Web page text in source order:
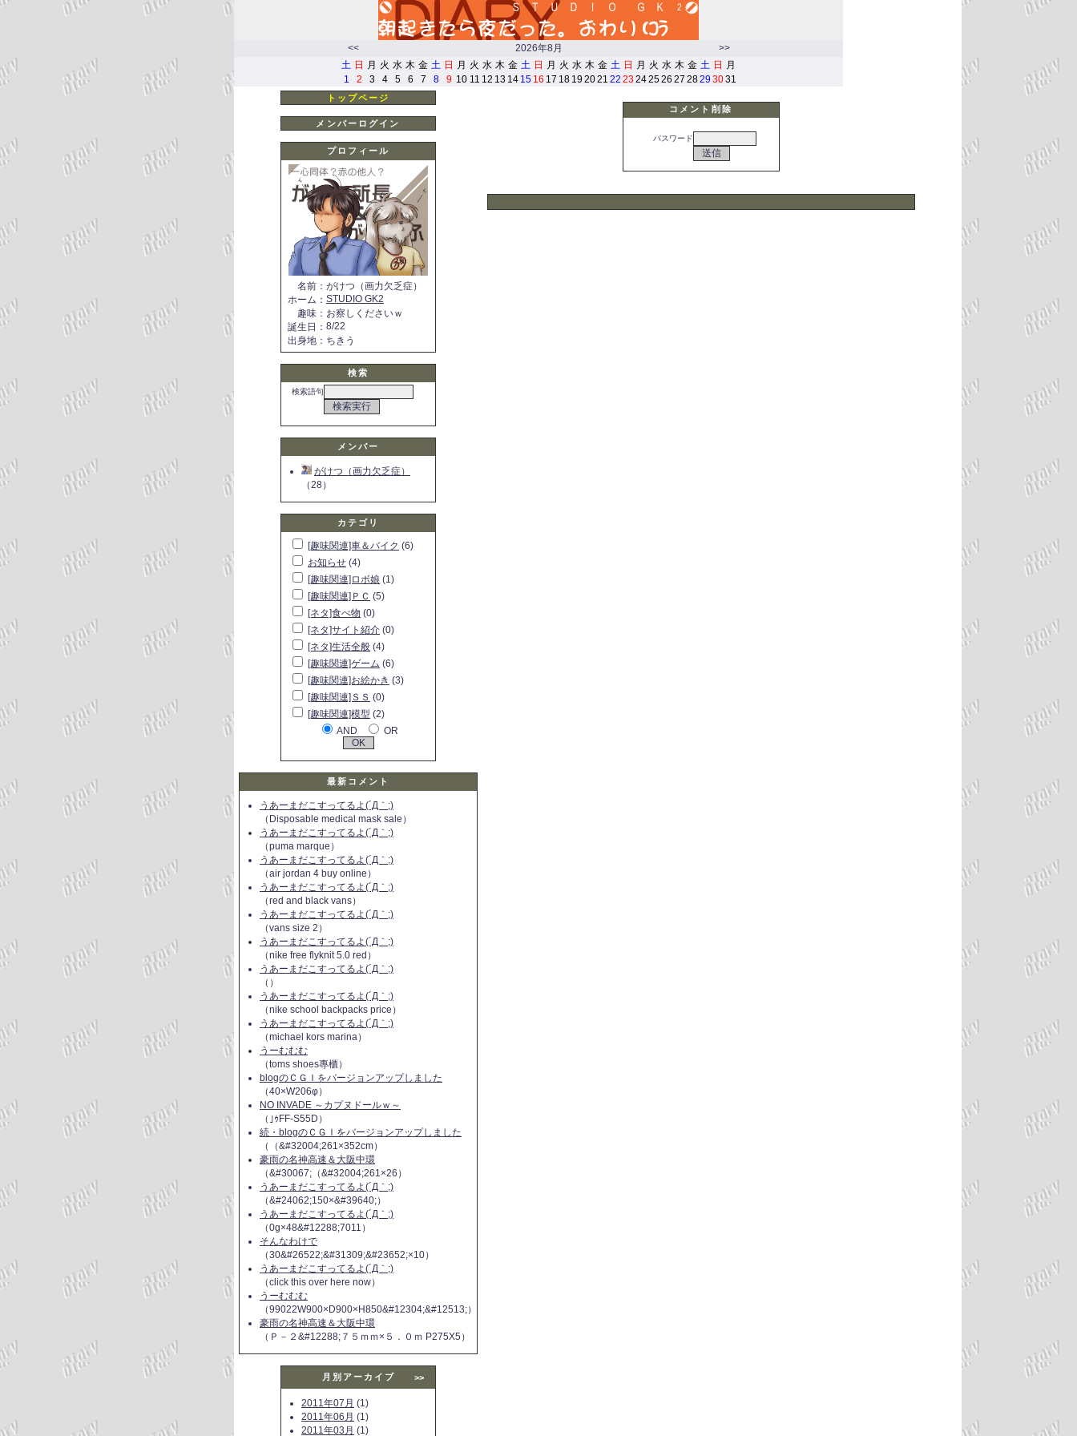
<< 2026年8月
>>
土 日 月 火 水 木 金 土 日 月 火 水 木 金 土 日 月 火 水 木 金 土 日 月 火 水 木 金 土 日
月
1
2 3 4 5 6 7 8 9 10 11 12 13 14 15 16 17 18 19 2021 22 23 242526 27 2829 3031
トップページ
メンバーログイン
プロフィール
名前 ： がけつ（画力欠乏症）
ホーム ： STUDIO GK2
趣味 ： お察しくださいｗ
誕生日 ： 8/22
出身地 ： ちきう
検索
検索語句
メンバー
がけつ（画力欠乏症）
（28）
カテゴリ
[趣味関連]車＆バイク (6)
お知らせ (4)
[趣味関連]ロボ娘 (1)
[趣味関連]ＰＣ (5)
[ネタ]食べ物 (0)
[ネタ]サイト紹介 (0)
[ネタ]生活全般 (4)
[趣味関連]ゲーム (6)
[趣味関連]お絵かき (3)
[趣味関連]ＳＳ (0)
[趣味関連]模型 (2)
AND
OR
最新コメント
うあーまだこすってるよ(´Д｀;)
（Disposable medical mask sale）
うあーまだこすってるよ(´Д｀;)
（puma marque）
うあーまだこすってるよ(´Д｀;)
（air jordan 4 buy online）
うあーまだこすってるよ(´Д｀;)
（red and black vans）
うあーまだこすってるよ(´Д｀;)
（vans size 2）
うあーまだこすってるよ(´Д｀;)
（nike free flyknit 5.0 red）
うあーまだこすってるよ(´Д｀;)
（）
うあーまだこすってるよ(´Д｀;)
（nike school backpacks price）
うあーまだこすってるよ(´Д｀;)
（michael kors marina）
うーむむむ
（toms shoes專櫃）
blogのＣＧＩをバージョンアップしました
（40×W206φ）
NO INVADE ～カプヌドールｗ～
（｣ｩFF-S55D）
続・blogのＣＧＩをバージョンアップしました
（（&#32004;261×352cm）
豪雨の名神高速＆大阪中環
（&#30067;（&#32004;261×26）
うあーまだこすってるよ(´Д｀;)
（&#24062;150×&#39640;）
うあーまだこすってるよ(´Д｀;)
（0g×48&#12288;7011）
そんなわけで
（30&#26522;&#31309;&#23652;×10）
うあーまだこすってるよ(´Д｀;)
（click this over here now）
うーむむむ
（99022W900×D900×H850&#12304;&#12513;）
豪雨の名神高速＆大阪中環
（Ｐ－２&#12288;７５ｍｍ×５．０ｍ P275X5）
月別アーカイブ >>
2011年07月 (1)
2011年06月 (1)
2011年03月 (1)
コメント削除
パスワード